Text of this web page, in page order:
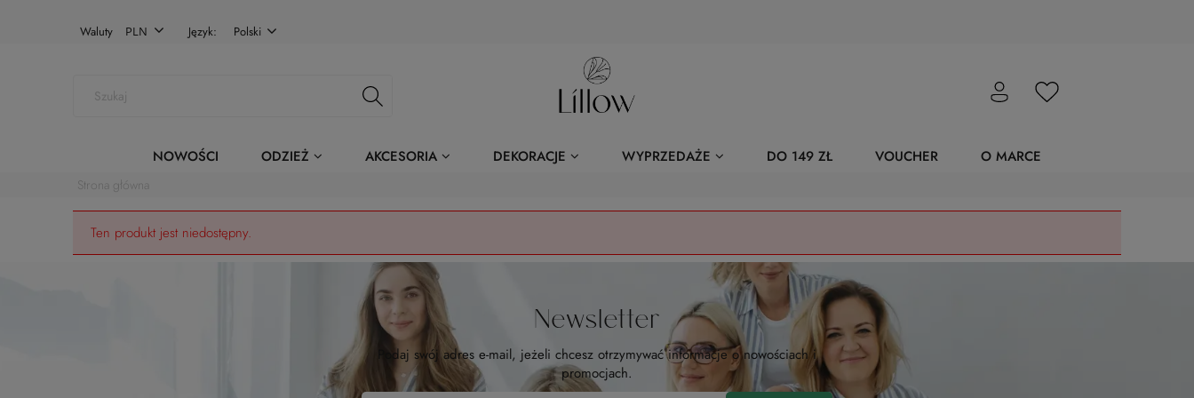
Waluty Język: Polski
NOWOŚCI ODZIEŻ AKCESORIA DEKORACJE WYPRZEDAŻE DO 149 ZŁ VOUCHER O MARCE
Strona główna
Ten produkt jest niedostępny.
Newsletter
Podaj swój adres e-mail, jeżeli chcesz otrzymywać informacje o nowościach i
promocjach.